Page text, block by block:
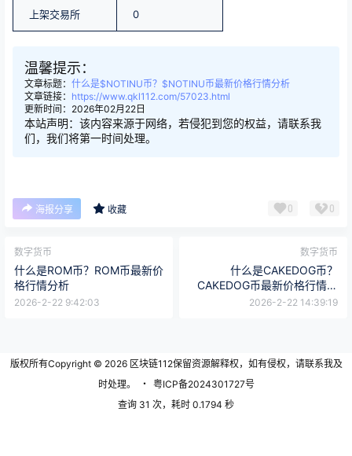
上架交易所 0
温馨提示：
文章标题： 什么是$NOTINU币？$NOTINU币最新价格行情分析
文章链接： https://www.qkl112.com/57023.html
更新时间：2026年02月22日
本站声明：该内容来源于网络，若侵犯到您的权益，请联系我
们，我们将第一时间处理。
海报分享 收藏 0 0
数字货币
什么是ROM币？ROM币最新价
格行情分析
2026-2-22 9:42:03
数字货币
什么是CAKEDOG币？
CAKEDOG币最新价格行情分
析
2026-2-22 14:39:19
版权所有Copyright © 2026区块链112保留资源解释权，如有侵权，请联系我及
时处理。
・ 粤ICP备2024301727号
查询 31 次，耗时 0.1794 秒